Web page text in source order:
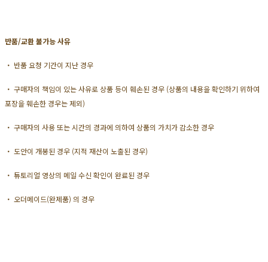
반품/교환 불가능 사유
・ 반품 요청 기간이 지난 경우
・ 구매자의 책임이 있는 사유로 상품 등이 훼손된 경우 (상품의 내용을 확인하기 위하여
포장을 훼손한 경우는 제외)
・ 구매자의 사용 또는 시간의 경과에 의하여 상품의 가치가 감소한 경우
・ 도안이 개봉된 경우 (지적 재산이 노출된 경우)
・ 튜토리얼 영상의 메일 수신 확인이 완료된 경우
・ 오더메이드(완제품) 의 경우